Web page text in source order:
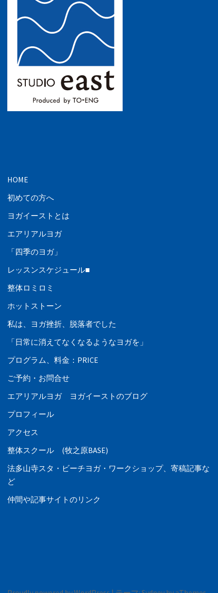
HOME
初めての方へ
ヨガイーストとは
エアリアルヨガ
「四季のヨガ」
レッスンスケジュール■
整体ロミロミ
ホットストーン
私は、ヨガ挫折、脱落者でした
「日常に消えてなくなるようなヨガを」
プログラム、料金：PRICE
ご予約・お問合せ
エアリアルヨガ ヨガイーストのブログ
プロフィール
アクセス
整体スクール (牧之原BASE)
法多山寺スタ・ビーチヨガ・ワークショップ、寄稿記事な
ど
仲間や記事サイトのリンク